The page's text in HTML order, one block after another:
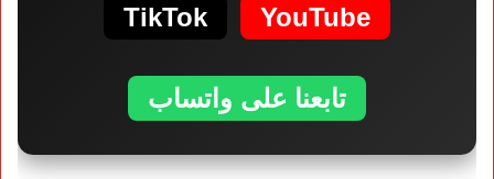
YouTube
TikTok
تابعنا على واتساب